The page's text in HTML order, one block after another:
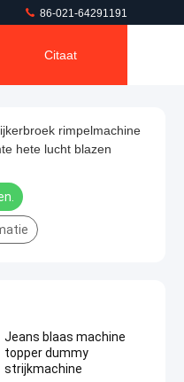
86-021-64291191
Citaat
rimpelmachine
hete lucht blazen
Jeans blaas machine
topper dummy
strijkmachine